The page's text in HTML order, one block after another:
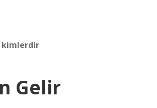
kimlerdir
Gelir